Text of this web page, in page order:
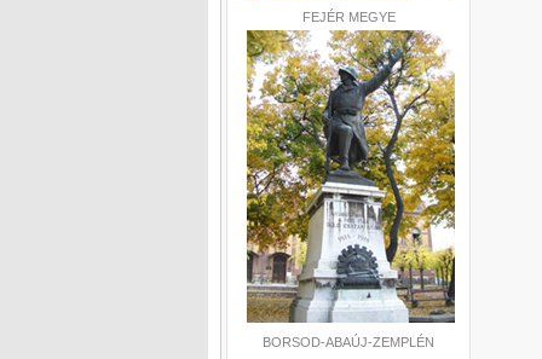
FEJÉR MEGYE
BORSOD-ABAÚJ-ZEMPLÉN